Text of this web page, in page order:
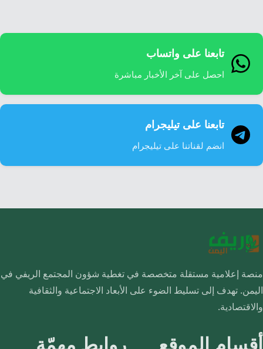
تابعنا على واتساب
احصل على آخر الأخبار مباشرة
تابعنا على تيليجرام
انضم لقناتنا على تيليجرام
منصة إعلامية مستقلة متخصصة في تغطية شؤون المجتمع الريفي في
اليمن. تهدف إلى تسليط الضوء على الأبعاد الاجتماعية والثقافية
والاقتصادية.
أقسام الموقع روابط مهمّة